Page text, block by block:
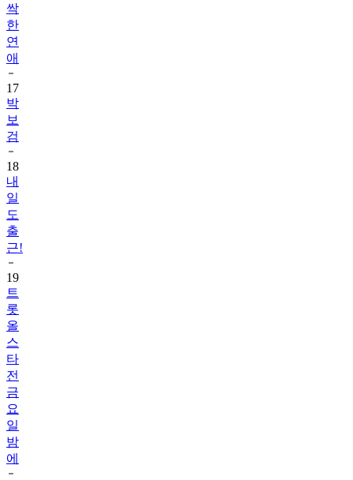
싹
한
연
애
17
박
보
검
18
내
일
도
출
근!
19
트
롯
올
스
타
전
금
요
일
밤
에